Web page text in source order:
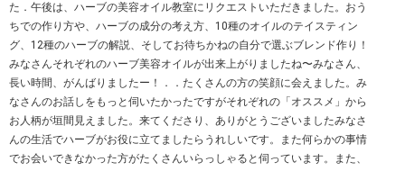
た︎．午後は、ハーブの美容オイル教室にリクエストいただきました。おう
ちでの作り方や、ハーブの成分の考え方、10種のオイルのテイスティン
グ、12種のハーブの解説、そしてお待ちかねの自分で選ぶブレンド作り！
みなさんそれぞれのハーブ美容オイルが出来上がりましたね〜︎みなさん、
長い時間、がんばりましたー！．．たくさんの方の笑顔に会えました。み
なさんのお話しをもっと伺いたかったですがそれぞれの「オススメ」から
お人柄が垣間見えました。来てくださり、ありがとうございました︎みなさ
んの生活でハーブがお役に立てましたらうれしいです。また何らかの事情
でお会いできなかった方がたくさんいらっしゃると伺っています。また、